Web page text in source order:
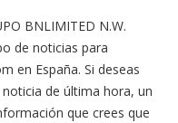
BNLIMITED N.W.
de noticias para
en España. Si deseas
de última hora, un
que crees que